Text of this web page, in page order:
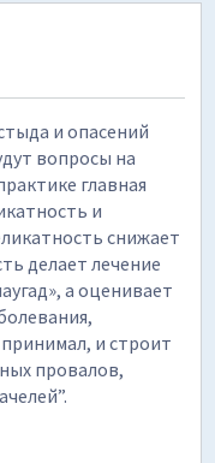
и опасений
вопросы на
главная
и
снижает
делает лечение
а оценивает
и строит
провалов,